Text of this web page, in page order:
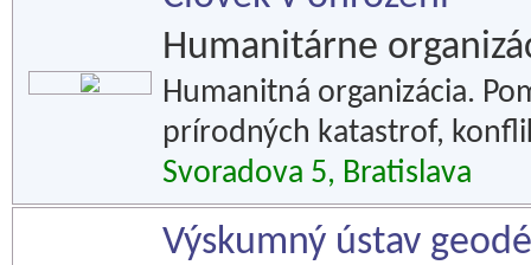
Humanitárne
Humanitná organizácia.
prírodných katastrof,
Svoradova 5, Bratislava
Výskumný ústav